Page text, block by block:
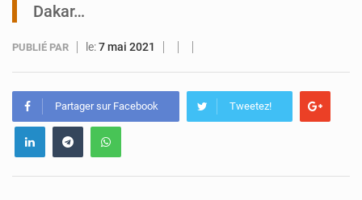
Dakar…
PUBLIÉ PAR le:7 mai 2021
Partager sur Facebook Tweetez!